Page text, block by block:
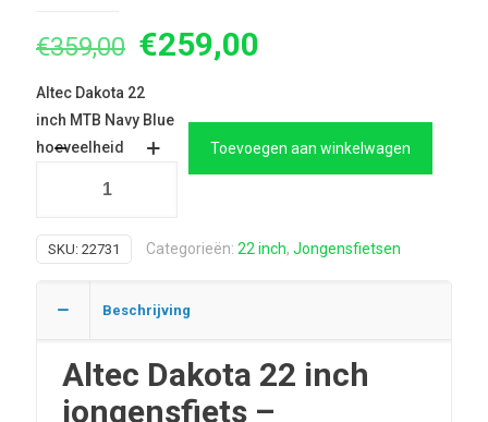
€359,00 Oorspronkelijke
was:
€359,00.
€259,00
€259,00.
Altec Dakota 22
inch MTB Navy Blue
hoeveelheid
Toevoegen aan winkelwagen
SKU: 22731 Categorieën: 22 inch, Jongensfietsen
Beschrijving
Altec Dakota 22 inch
jongensfiets –